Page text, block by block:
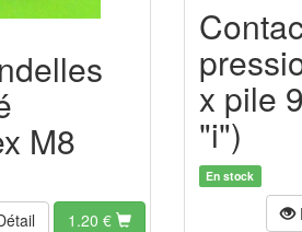
M8
1.20 €
x pile
"i")
En stock